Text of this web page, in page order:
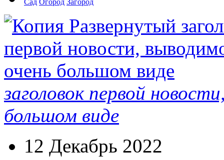
заголовок первой
большом виде
12 Декабрь 2022